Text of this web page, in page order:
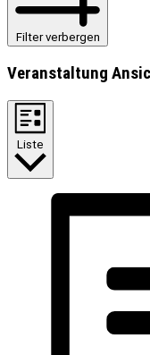
Filter verbergen
Veranstaltung
Liste